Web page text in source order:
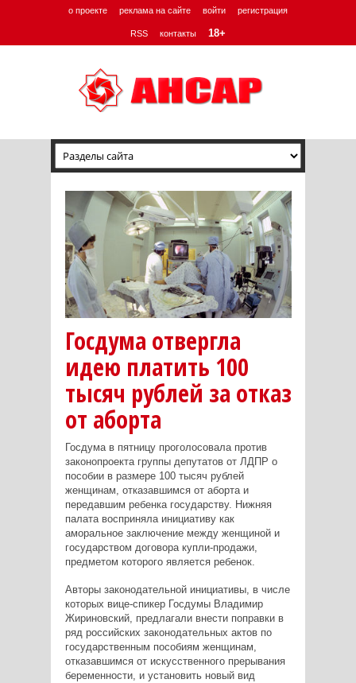
о проекте реклама на сайте войти регистрация
RSS контакты 18+
Госдума отвергла
идею платить 100
тысяч рублей за отказ
от аборта
Госдума в пятницу проголосовала против
законопроекта группы депутатов от ЛДПР о
пособии в размере 100 тысяч рублей
женщинам, отказавшимся от аборта и
передавшим ребенка государству. Нижняя
палата восприняла инициативу как
аморальное заключение между женщиной и
государством договора купли-продажи,
предметом которого является ребенок.
Авторы законодательной инициативы, в числе
которых вице-спикер Госдумы Владимир
Жириновский, предлагали внести поправки в
ряд российских законодательных актов по
государственным пособиям женщинам,
отказавшимся от искусственного прерывания
беременности, и установить новый вид